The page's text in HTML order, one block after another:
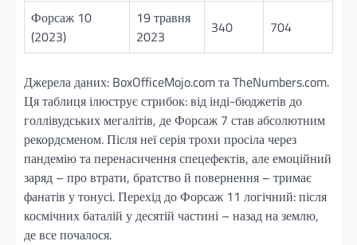
Форсаж 10
(2023)
19 травня
2023
340 704
Джерела даних: BoxOfficeMojo.com та TheNumbers.com.
Ця таблиця ілюструє стрибок: від інді-бюджетів до
голлівудських мегалітів, де Форсаж 7 став абсолютним
рекордсменом. Після неї серія трохи просіла через
пандемію та перенасичення спецефектів, але емоційний
заряд – про втрати, братство й повернення – тримає
фанатів у тонусі. Перехід до Форсаж 11 логічний: після
космічних баталій у десятій частині – назад на землю,
де все почалося.